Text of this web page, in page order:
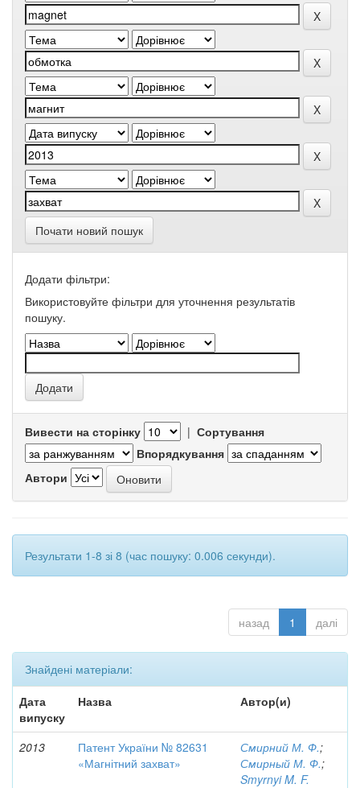
Почати новий пошук
Додати фільтри:
Використовуйте фільтри для уточнення результатів
пошуку.
Вивести на сторінку | Сортування
Впорядкування
Автори
Результати 1-8 зі 8 (час пошуку: 0.006 секунди).
назад 1 далі
Знайдені матеріали:
Дата
випуску
Назва Автор(и)
2013
Патент України № 82631
«Магнітний захват»
Смирний М. Ф.;
Смирный М. Ф.;
Smyrnyi M. F.